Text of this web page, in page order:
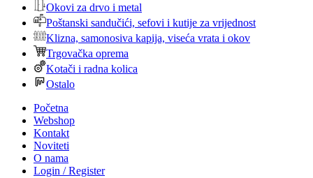
Okovi za drvo i metal
Poštanski sandučići, sefovi i kutije za vrijednost
Klizna, samonosiva kapija, viseća vrata i okov
Trgovačka oprema
Kotači i radna kolica
Ostalo
Početna
Webshop
Kontakt
Noviteti
O nama
Login / Register